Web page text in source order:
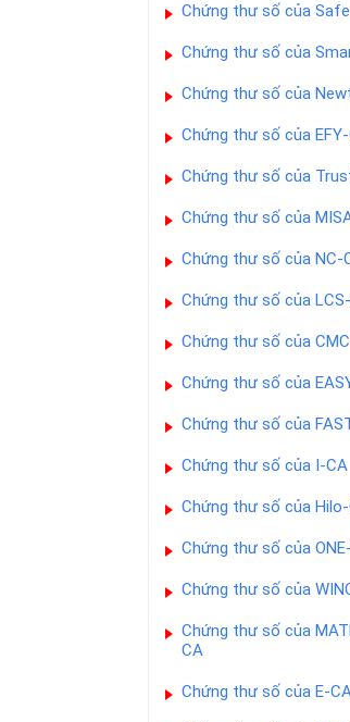
Chứng thư số của
Chứng thư số của
Chứng thư số của
Chứng thư số của
Chứng thư số của
Chứng thư số của
Chứng thư số của NC-
Chứng thư số của
Chứng thư số của
Chứng thư số của
Chứng thư số của
Chứng thư số của I-CA
Chứng thư số của
Chứng thư số của
Chứng thư số của
Chứng thư số của
CA
Chứng thư số của E-